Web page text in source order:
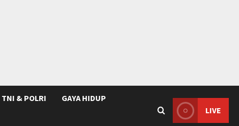
TNI & POLRI GAYA HIDUP
LIVE